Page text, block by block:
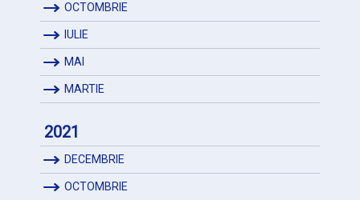
OCTOMBRIE
IULIE
MAI
MARTIE
2021
DECEMBRIE
OCTOMBRIE